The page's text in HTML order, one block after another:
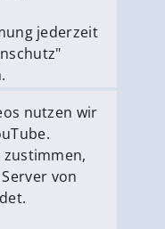
jederzeit
nutzen wir
zustimmen,
von